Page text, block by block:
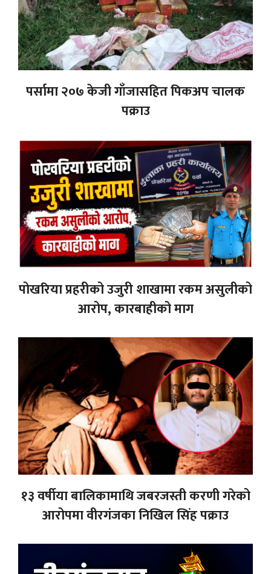
पर्सामा २०७ केजी गाँजासहित पिकअप चालक
पक्राउ
पोखरिया प्रहरीको उजुरी शाखामा रकम असुलीको
आरोप, कारबाहीको माग
१३ वर्षीया बालिकामाथि जबरजस्ती करणी गरेको
आरोपमा वीरगंजका निखिल सिंह पक्राउ